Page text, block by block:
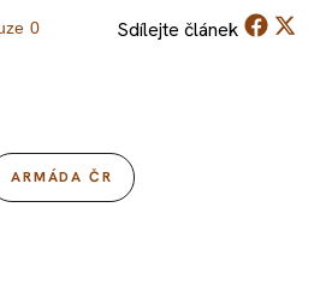
0 Sdílejte článek
ARMÁDA ČR